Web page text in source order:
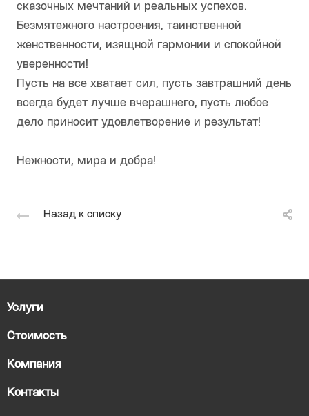
сказочных мечтаний и реальных успехов.
Безмятежного настроения, таинственной
женственности, изящной гармонии и спокойной
уверенности!
Пусть на все хватает сил, пусть завтрашний день
всегда будет лучше вчерашнего, пусть любое
дело приносит удовлетворение и результат!
Нежности, мира и добра!
Назад к списку
Услуги
Стоимость
Компания
Контакты